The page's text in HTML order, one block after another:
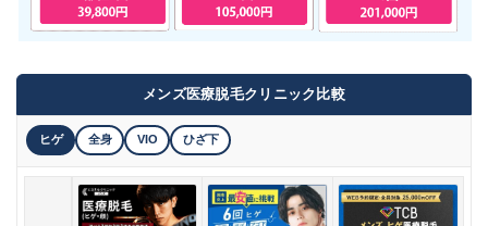
メンズ医療脱毛クリニック比較
ヒゲ 全身 VIO ひざ下